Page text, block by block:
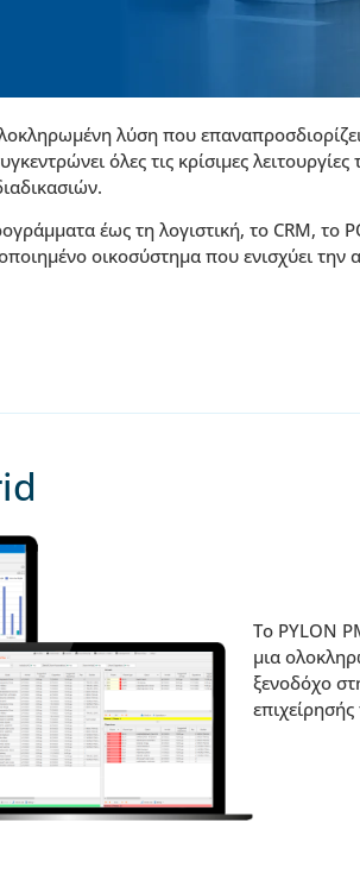
λύση που
όλες τις κρίσιμες λειτουργίες
έως τη λογιστική, το CRM, το
οικοσύστημα που ενισχύει την
Το PYLON
μια
ξενοδόχο
επιχείρησής